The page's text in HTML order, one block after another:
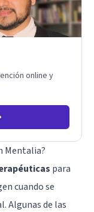
niveles más
únicamente
online y
Mentalia?
para
cuando se
Algunas de las